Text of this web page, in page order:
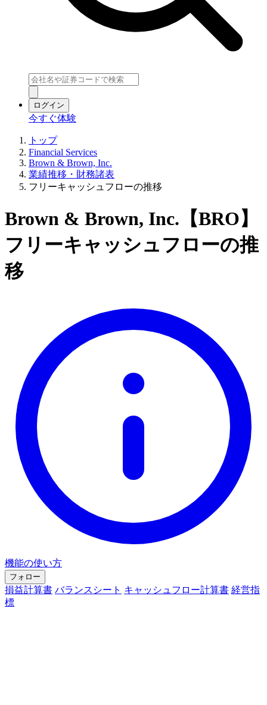
ログイン
今すぐ体験
トップ
Financial Services
Brown & Brown, Inc.
業績推移・財務諸表
フリーキャッシュフローの推移
Brown & Brown, Inc.【BRO】
フリーキャッシュフローの推
移
機能の使い方
フォロー
損益計算書 バランスシート キャッシュフロー計算書 経営指
標